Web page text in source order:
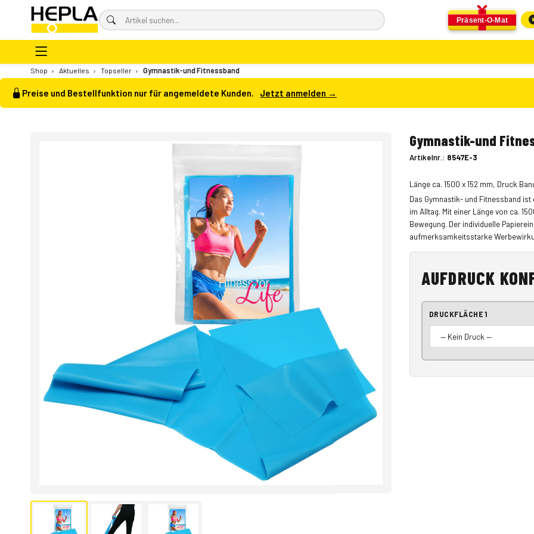
Präsent-O-Mat
Shop › Aktuelles › Topseller › Gymnastik-und Fitnessband
Preise und Bestellfunktion nur für angemeldete Kunden. Jetzt anmelden →
Gymnastik-und
Artikelnr.: 8547E-3
Länge ca. 1500 x 152 mm, Druck
Das Gymnastik- und Fitnessband
im Alltag. Mit einer Länge von ca.
Bewegung. Der individuelle
aufmerksamkeitsstarke
AUFDRUCK
DRUCKFLÄCHE 1